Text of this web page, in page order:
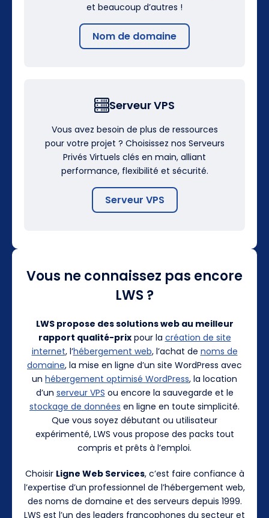
et beaucoup d’autres !
Nom de domaine
Serveur VPS
Vous avez besoin de plus de ressources
pour votre projet ? Choisissez nos Serveurs
Privés Virtuels clés en main, alliant
performance, flexibilité et sécurité.
Serveur VPS
Vous ne connaissez pas encore
LWS ?
LWS propose des solutions web au meilleur
rapport qualité-prixpour la création de site
internet, l’hébergement web, l’achat de noms de
domaine, la mise en ligne d’un site WordPress avec
un hébergement optimisé WordPress, la location
d’un serveur VPS ou encore la sauvegarde et le
stockage de données en ligne en toute simplicité.
Que vous soyez débutant ou utilisateur
expérimenté, LWS vous propose des packs tout
compris et prêts à l’emploi.
Choisir Ligne Web Services, c’est faire confiance à
l’expertise d’un professionnel de l’hébergement web,
des noms de domaine et des serveurs depuis 1999.
LWS est l’un des leaders francophones du secteur et